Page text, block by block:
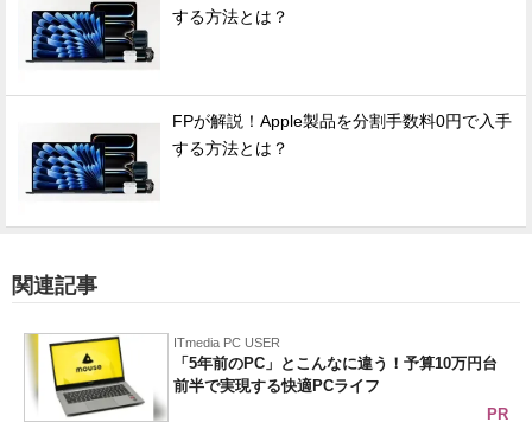
する方法とは？
FPが解説！Apple製品を分割手数料0円で入手
する方法とは？
関連記事
ITmedia PC USER
「5年前のPC」とこんなに違う！予算10万円台
前半で実現する快適PCライフ
PR